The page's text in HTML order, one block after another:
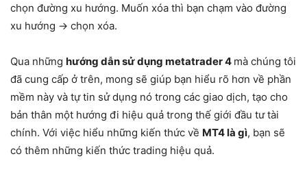
chọn đường xu hướng. Muốn xóa thì bạn chạm vào đường
xu hướng → chọn xóa.
Qua những hướng dẫn sử dụng metatrader 4 mà chúng tôi
đã cung cấp ở trên, mong sẽ giúp bạn hiểu rõ hơn về phần
mềm này và tự tin sử dụng nó trong các giao dịch, tạo cho
bản thân một hướng đi hiệu quả trong thế giới đầu tư tài
chính. Với việc hiểu những kiến thức về MT4 là gì, bạn sẽ
có thêm những kiến thức trading hiệu quả.